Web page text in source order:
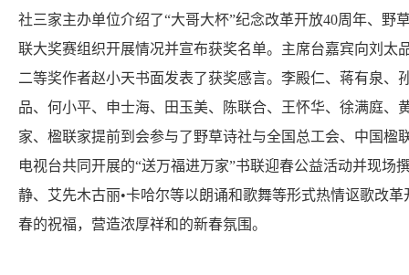
社三家主办单位介绍了“大哥大杯”纪念改革开放40周年、野
联大奖赛组织开展情况并宣布获奖名单。主席台嘉宾向刘太
二等奖作者赵小天书面发表了获奖感言。李殿仁、蒋有泉、
品、何小平、申士海、田玉美、陈联合、王怀华、徐满庭、
家、楹联家提前到会参与了野草诗社与全国总工会、中国楹
电视台共同开展的“送万福进万家”书联迎春公益活动并现场
静、艾先木古丽•卡哈尔等以朗诵和歌舞等形式热情讴歌改
春的祝福，营造浓厚祥和的新春氛围。